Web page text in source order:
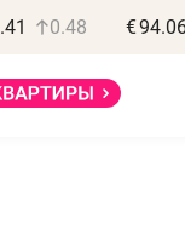
0.48 €